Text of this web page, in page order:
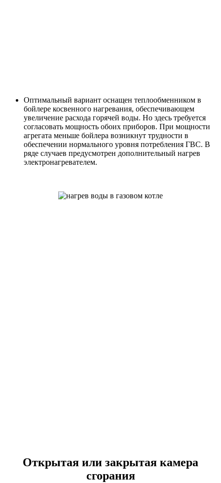
Оптимальный вариант оснащен теплообменником в
бойлере косвенного нагревания, обеспечивающем
увеличение расхода горячей воды. Но здесь требуется
согласовать мощность обоих приборов. При мощности
агрегата меньше бойлера возникнут трудности в
обеспечении нормального уровня потребления ГВС. В
ряде случаев предусмотрен дополнительный нагрев
электронагревателем.
Открытая или закрытая камера
сгорания